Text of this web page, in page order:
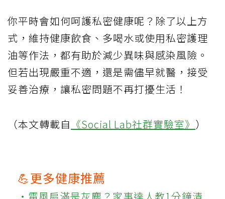
你平時會如何呵護私密健康呢？除了以上方
式，維持健康飲食、多喝水或使用私密護理
油等作法，都有助於減少異味與感染風險。
但若出現嚴重不適，還是需儘早就醫，接受
妥善治療，讓私密問題不再打擾生活！
（本文轉載自 《Social Lab社群實驗室》 ）
💪更多健康推薦
‧電風扇滿是灰塵？家事達人教1分鐘清